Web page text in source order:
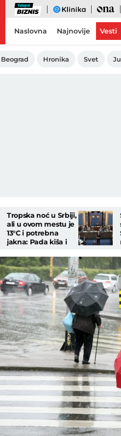
Biznis eKlinika Ona
Naslovna Najnovije Vesti
Beograd Hronika Svet
Tropska noć u Srbiji,
ali u ovom mestu je
13°C i potrebna
jakna: Pada kiša i
je JESEN